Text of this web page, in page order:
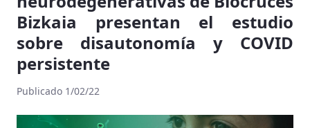
Bizkaia presentan el estudio
sobre disautonomía y COVID
persistente
Publicado 1/02/22